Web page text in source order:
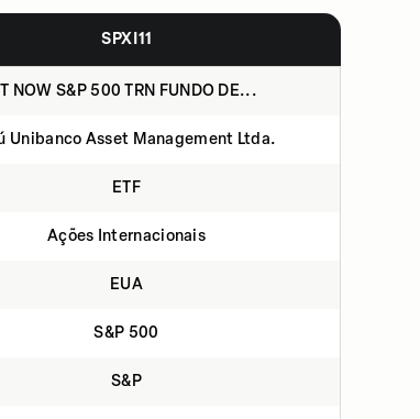
SPXI11
IT NOW S&P 500 TRN FUNDO DE...
Unibanco Asset Management Ltda.
ETF
Ações Internacionais
EUA
S&P 500
S&P